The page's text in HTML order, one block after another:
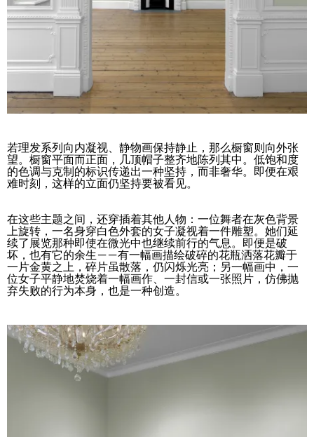
若理发系列向内凝视、静物画保持静止，那么橱窗则向外张
望。橱窗平面而正面，几顶帽子整齐地陈列其中。低饱和度
的色调与克制的标识传递出一种坚持，而非奢华。即便在艰
难时刻，这样的立面仍坚持要被看见。
在这些主题之间，还穿插着其他人物：一位舞者在灰色背景
上旋转，一名身穿白色外套的女子凝视着一件雕塑。她们延
续了展览那种即使在微光中也继续前行的气息。即便是破
坏，也有它的余生——有一幅画描绘破碎的花瓶洒落花瓣于
一片金黄之上，碎片虽散落，仍闪烁光亮；另一幅画中，一
位女子平静地焚烧着一幅画作、一封信或一张照片，仿佛抛
弃失败的行为本身，也是一种创造。